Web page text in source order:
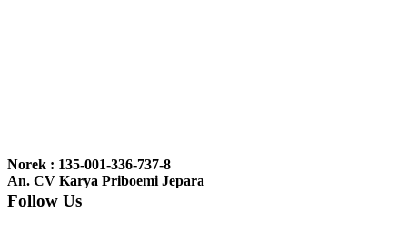
nyesel deh beli geby...
Norek : 135-001-336-737-8
An. CV Karya Priboemi Jepara
Follow Us